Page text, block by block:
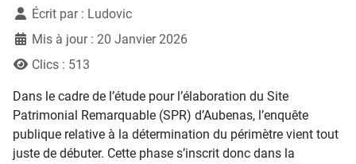
DétailsÉcrit par : Ludovic
Mis à jour : 20 Janvier 2026
Clics : 513
Dans le cadre de l’étude pour l’élaboration du Site
Patrimonial Remarquable (SPR) d’Aubenas, l’enquête
publique relative à la détermination du périmètre vient tout
juste de débuter. Cette phase s’inscrit donc dans la